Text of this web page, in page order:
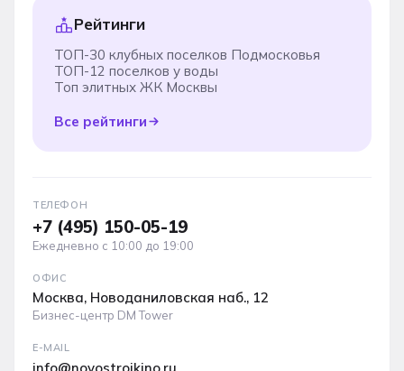
Рейтинги
ТОП-30 клубных поселков Подмосковья
ТОП-12 поселков у воды
Топ элитных ЖК Москвы
Все рейтинги
ТЕЛЕФОН
+7 (495) 150-05-19
Ежедневно с 10:00 до 19:00
ОФИС
Москва, Новоданиловская наб., 12
Бизнес-центр DM Tower
E-MAIL
info@novostroikino.ru